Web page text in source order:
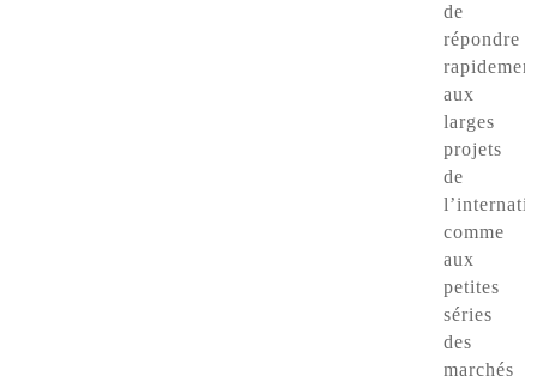
de
répondre
aux
larges
projets
de
comme
aux
petites
séries
des
marchés